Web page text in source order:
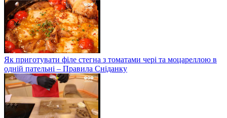
Як приготувати філе стегна з томатами чері та моцареллою в
одній пательні – Правила Сніданку